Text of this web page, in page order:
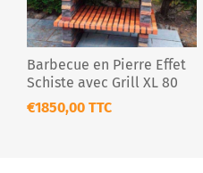
Barbecue en Pierre Effet
Schiste avec Grill XL 80
cm – CS204-80
€1850,00 TTC